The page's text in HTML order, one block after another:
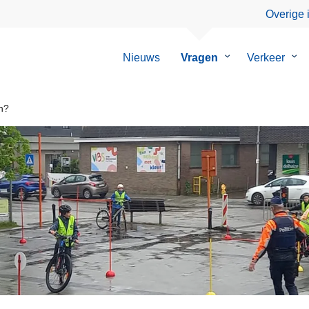
Overige
Nieuws Vragen
Submenu
Verkeer